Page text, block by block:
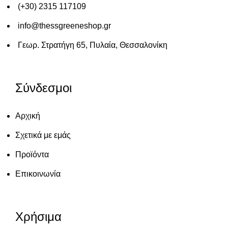
(+30) 2315 117109
info@thessgreeneshop.gr
Γεωρ. Στρατήγη 65, Πυλαία, Θεσσαλονίκη
Σύνδεσμοι
Αρχική
Σχετικά με εμάς
Προϊόντα
Επικοινωνία
Χρήσιμα